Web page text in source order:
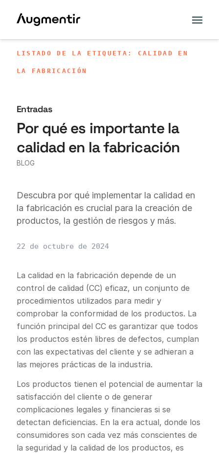
LISTADO DE LA ETIQUETA: CALIDAD EN
LA FABRICACIÓN
Entradas
Por qué es importante la
calidad en la fabricación
BLOG
Descubra por qué implementar la calidad en
la fabricación es crucial para la creación de
productos, la gestión de riesgos y más.
22 de octubre de 2024
La calidad en la fabricación depende de un
control de calidad (CC) eficaz, un conjunto de
procedimientos utilizados para medir y
comprobar la conformidad de los productos. La
función principal del CC es garantizar que todos
los productos estén libres de defectos, cumplan
con las expectativas del cliente y se adhieran a
las mejores prácticas de la industria.
Los productos tienen el potencial de aumentar la
satisfacción del cliente o de generar
complicaciones legales y financieras si se
detectan deficiencias. En la era actual, donde los
consumidores son cada vez más conscientes de
la seguridad y la calidad de los productos, es